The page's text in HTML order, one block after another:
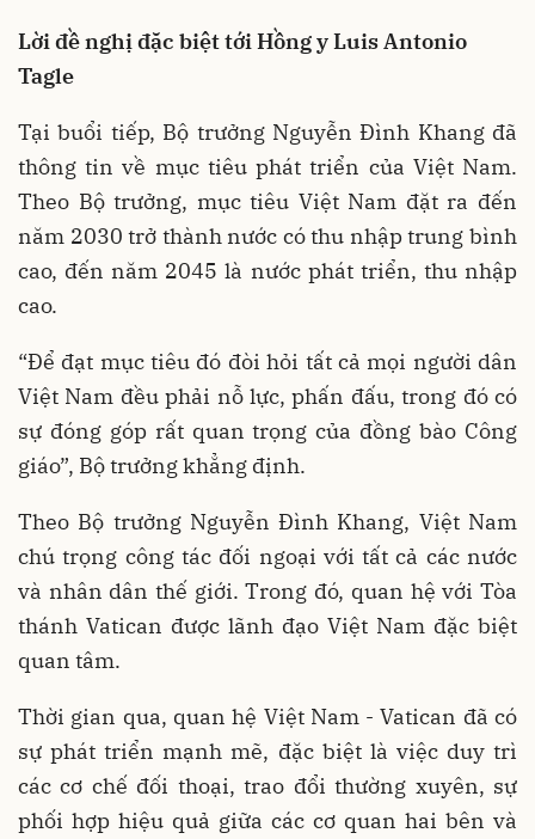
Lời đề nghị đặc biệt tới Hồng y Luis Antonio
Tagle
Tại buổi tiếp, Bộ trưởng Nguyễn Đình Khang đã
thông tin về mục tiêu phát triển của Việt Nam.
Theo Bộ trưởng, mục tiêu Việt Nam đặt ra đến
năm 2030 trở thành nước có thu nhập trung bình
cao, đến năm 2045 là nước phát triển, thu nhập
cao.
“Để đạt mục tiêu đó đòi hỏi tất cả mọi người dân
Việt Nam đều phải nỗ lực, phấn đấu, trong đó có
sự đóng góp rất quan trọng của đồng bào Công
giáo”, Bộ trưởng khẳng định.
Theo Bộ trưởng Nguyễn Đình Khang, Việt Nam
chú trọng công tác đối ngoại với tất cả các nước
và nhân dân thế giới. Trong đó, quan hệ với Tòa
thánh Vatican được lãnh đạo Việt Nam đặc biệt
quan tâm.
Thời gian qua, quan hệ Việt Nam - Vatican đã có
sự phát triển mạnh mẽ, đặc biệt là việc duy trì
các cơ chế đối thoại, trao đổi thường xuyên, sự
phối hợp hiệu quả giữa các cơ quan hai bên và